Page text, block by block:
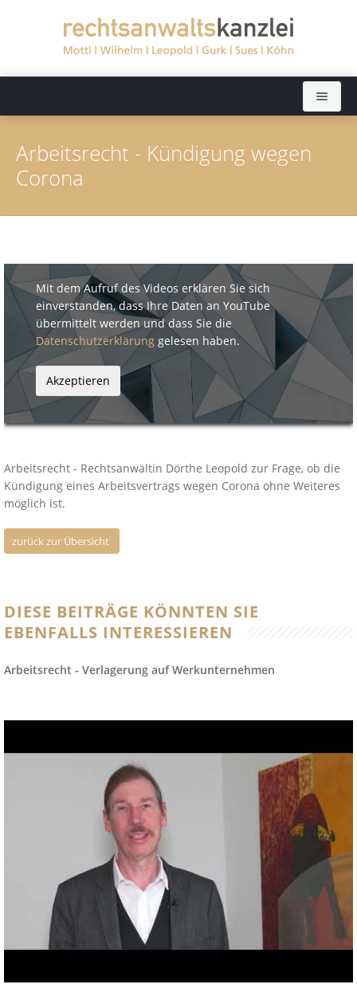
Rechtsanwälte
Dörthe Leopold
Ralph Gurk
Dr. Jochen Sues
Markus Köhn
Simon Sommer
Arbeitsrecht
Bankrecht
Baurecht
Erbrecht
Familienrecht
Handelsrecht
Handelsvertreterrecht
Kapitalanlagerecht
Maklerrecht
Mietrecht
Sozialversicherungsrecht und Betriebsprüfungen
Verkehrsrecht, Ordnungswidrigkeiten und Strafrecht
Versicherungsrecht
Wohnungseigentumsrecht
Aktuelles
Kanzlei
Fernsehen: Ratgeber Recht
Datenschutz
Haftungsausschluss
Kontakt
Arbeitsrecht - Kündigung wegen
Corona
Mit dem Aufruf des Videos erklären Sie sich
einverstanden, dass Ihre Daten an YouTube
übermittelt werden und dass Sie die
Datenschutzerklärung gelesen haben.
Arbeitsrecht - Rechtsanwältin Dörthe Leopold zur Frage, ob die
Kündigung eines Arbeitsvertrags wegen Corona ohne Weiteres
möglich ist.
zurück zur Übersicht
DIESE BEITRÄGE KÖNNTEN SIE
EBENFALLS INTERESSIEREN
Arbeitsrecht - Verlagerung auf Werkunternehmen